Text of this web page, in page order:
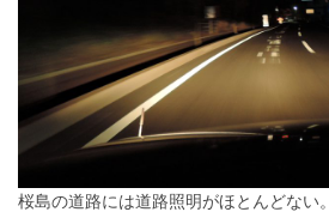
桜島の道路には道路照明がほとんどない。